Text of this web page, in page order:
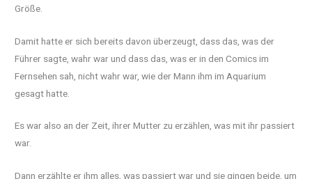
Größe.
Damit hatte er sich bereits davon überzeugt, dass das, was der
Führer sagte, wahr war und dass das, was er in den Comics im
Fernsehen sah, nicht wahr war, wie der Mann ihm im Aquarium
gesagt hatte.
Es war also an der Zeit, ihrer Mutter zu erzählen, was mit ihr passiert
war.
Dann erzählte er ihm alles, was passiert war und sie gingen beide, um